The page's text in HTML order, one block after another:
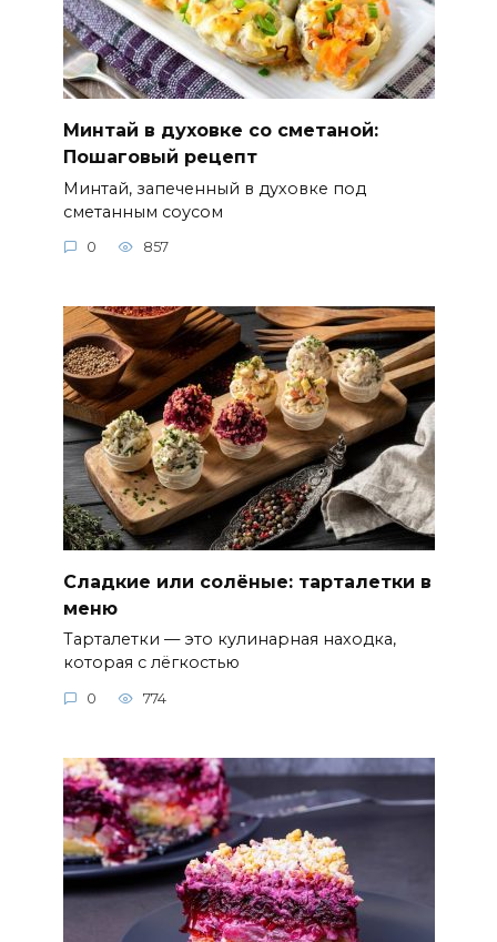
Минтай в духовке со сметаной:
Пошаговый рецепт
Минтай, запеченный в духовке под
сметанным соусом
0 857
Сладкие или солёные: тарталетки в
меню
Тарталетки — это кулинарная находка,
которая с лёгкостью
0 774